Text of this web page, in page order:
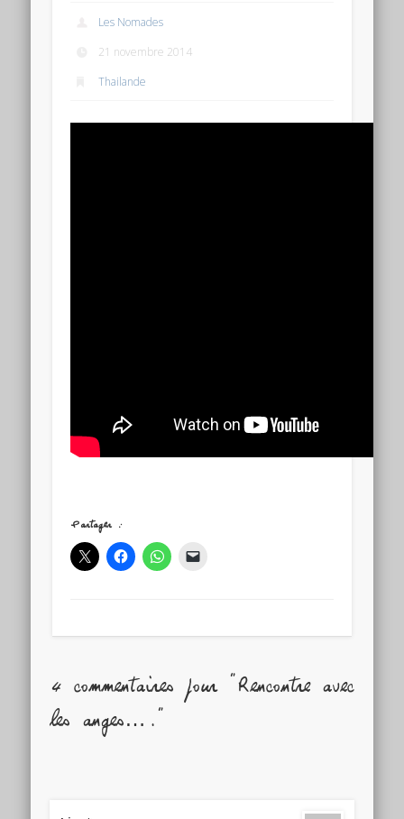
Les Nomades
21 novembre 2014
Thailande
Partager :
4 commentaires pour "Rencontre avec
les anges…."